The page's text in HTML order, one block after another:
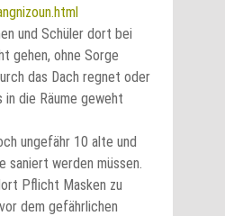
und Schüler dort bei
gehen, ohne Sorge
das Dach regnet oder
in die Räume geweht
ungefähr 10 alte und
saniert werden müssen.
Pflicht Masken zu
dem gefährlichen